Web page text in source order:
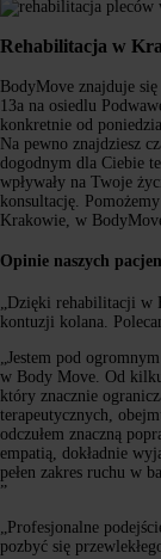
Rehabilitacja w
BodyMove znajduje
13a na osiedlu
konkretnie od
Na pewno znajdziesz
dogodnym dla Ciebie
wpływały na Twoje
konsultację.
Krakowie, w
Opinie naszych
„Dzięki rehabilitacji w
kontuzji kolana.
„Jestem pod
w Body Move. Od
który znacznie
terapeutycznych,
odczułem znaczną
empatią, dokładnie
pełen zakres ruchu w
”
„Profesjonalne
pozbyć się